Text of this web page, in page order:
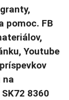
pomoc. FB
Youtube
na
8360